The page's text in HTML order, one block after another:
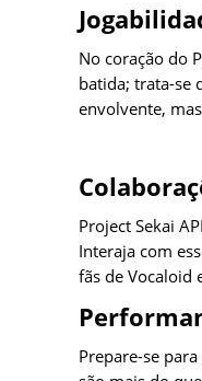
No coração do
batida; trata-se
envolvente,
Project Sekai
Interaja com
fãs de Vocaloid
Prepare-se